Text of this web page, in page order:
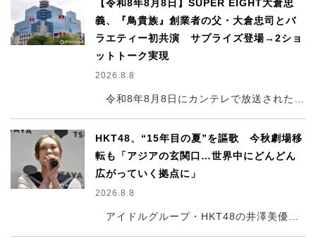
【令和8年8月8日】SUPER EIGHT大倉忠
義、『鳥貴族』創業者の父・大倉忠司とバ
ラエティー初共演 サプライズ登場→2ショ
ットトーク実現
2026.8.8
HKT48、“15年目の夏”を謳歌 今秋劇場移
転も「アジアの玄関口…世界中にどんどん
広がっていく拠点に」
2026.8.8